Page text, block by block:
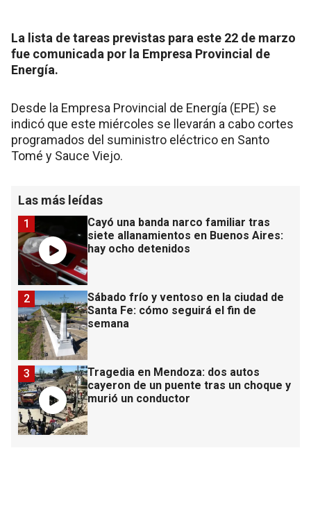
La lista de tareas previstas para este 22 de marzo
fue comunicada por la Empresa Provincial de
Energía.
Desde la Empresa Provincial de Energía (EPE) se
indicó que este miércoles se llevarán a cabo cortes
programados del suministro eléctrico en Santo
Tomé y Sauce Viejo.
Las más leídas
Cayó una banda narco familiar tras
siete allanamientos en Buenos Aires:
hay ocho detenidos
1
Sábado frío y ventoso en la ciudad de
Santa Fe: cómo seguirá el fin de
semana
2
Tragedia en Mendoza: dos autos
cayeron de un puente tras un choque y
murió un conductor
3